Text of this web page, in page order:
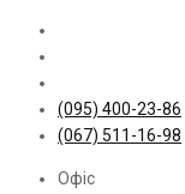
Skip
content
(095) 400-23-86
(067) 511-16-98
Офіс